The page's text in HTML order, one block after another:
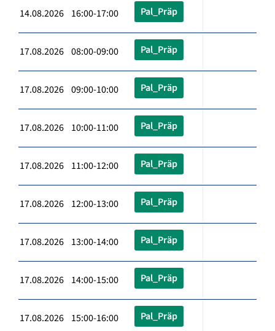
14.08.2026 16:00-17:00 Pal_Präp
17.08.2026 08:00-09:00 Pal_Präp
17.08.2026 09:00-10:00 Pal_Präp
17.08.2026 10:00-11:00 Pal_Präp
17.08.2026 11:00-12:00 Pal_Präp
17.08.2026 12:00-13:00 Pal_Präp
17.08.2026 13:00-14:00 Pal_Präp
17.08.2026 14:00-15:00 Pal_Präp
17.08.2026 15:00-16:00 Pal_Präp